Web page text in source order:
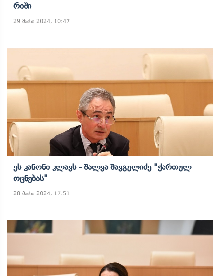
Რიში
29 მაისი 2024, 10:47
Ეს Კანონი Კლავს - Შალვა Შავგულიძე "ქართულ
Ოცნებას"
28 მაისი 2024, 17:51